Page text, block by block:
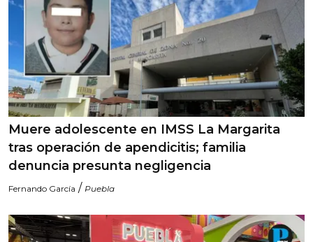
Muere adolescente en IMSS La Margarita
tras operación de apendicitis; familia
denuncia presunta negligencia
Fernando García / Puebla